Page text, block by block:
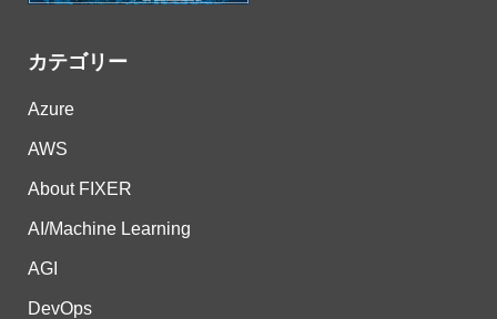
カテゴリー
Azure
AWS
About FIXER
AI/Machine Learning
AGI
DevOps